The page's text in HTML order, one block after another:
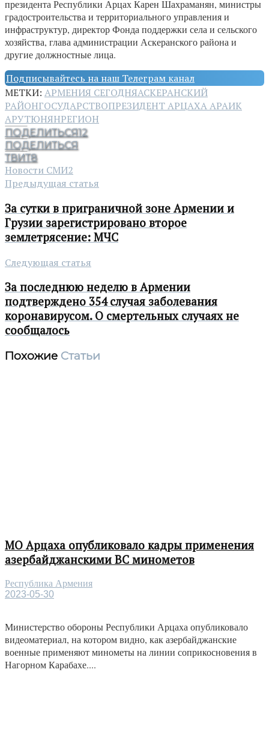
президента Республики Арцах Карен Шахраманян, министры
градостроительства и территориального управления и
инфраструктур, директор Фонда поддержки села и сельского
хозяйства, глава администрации Аскеранского района и
другие должностные лица.
Подписывайтесь на наш Телеграм канал
МЕТКИ: АРМЕНИЯ СЕГОДНЯАСКЕРАНСКИЙ
РАЙОНГОСУДАРСТВОПРЕЗИДЕНТ АРЦАХА АРАИК
АРУТЮНЯНРЕГИОН
ПОДЕЛИТЬСЯ12
ПОДЕЛИТЬСЯ
ТВИТ8
Новости СМИ2
Предыдущая статья
За сутки в приграничной зоне Армении и
Грузии зарегистрировано второе
землетрясение: МЧС
Следующая статья
За последнюю неделю в Армении
подтверждено 354 случая заболевания
коронавирусом. О смертельных случаях не
сообщалось
Похожие Статьи
МО Арцаха опубликовало кадры применения
азербайджанскими ВС минометов
Республика Армения
2023-05-30
Министерство обороны Республики Арцаха опубликовало
видеоматериал, на котором видно, как азербайджанские
военные применяют минометы на линии соприкосновения в
Нагорном Карабахе....